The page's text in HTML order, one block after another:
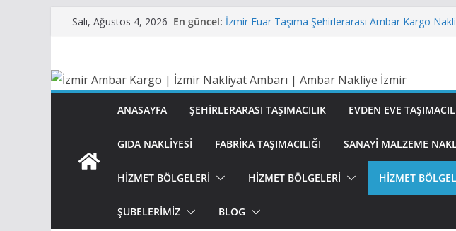
SkipSalı, Ağustos 4, 2026 En güncel: İzmir Fuar Taşıma Şehirlerarası Ambar Kargo
İzmir Parça Nakliye Şehirlerarası Ambar Kargo
İzmir Büro Ofis Taşımacılığı Şehirlerarası Ambar
Nakliye
ANASAYFA ŞEHIRLERARASI TAŞIMACILIK EVDEN EVE
GIDA NAKLIYESI FABRIKA TAŞIMACILIĞI SANAYI MALZEME
HİZMET BÖLGELERİ HİZMET BÖLGELERİ HİZMET
ŞUBELERİMİZ BLOG